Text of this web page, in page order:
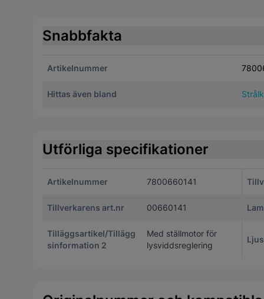
Snabbfakta
Artikelnummer
Hittas även bland
Utförliga specifikationer
Artikelnummer 7800660141
Tillverkarens art.nr 00660141
Tilläggsartikel/Tillägg
sinformation 2
Med ställmotor för
lysviddsreglering